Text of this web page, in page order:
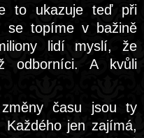
to ukazuje teď při
se topíme v bažině
lidí myslí, že
odborníci. A kvůli
času jsou ty
Každého jen zajímá,